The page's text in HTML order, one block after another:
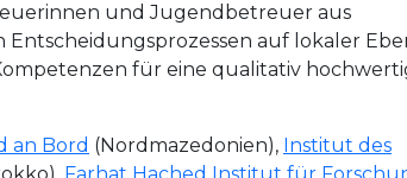
und Jugendbetreuer aus
Entscheidungsprozessen auf lokaler
für eine qualitativ
an Bord (Nordmazedonien), Institut des